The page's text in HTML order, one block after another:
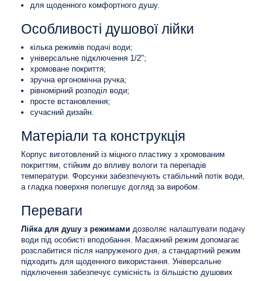
для щоденного комфортного душу.
Особливості душової лійки
кілька режимів подачі води;
універсальне підключення 1/2";
хромоване покриття;
зручна ергономічна ручка;
рівномірний розподіл води;
просте встановлення;
сучасний дизайн.
Матеріали та конструкція
Корпус виготовлений із міцного пластику з хромованим
покриттям, стійким до впливу вологи та перепадів
температури. Форсунки забезпечують стабільний потік води,
а гладка поверхня полегшує догляд за виробом.
Переваги
Лійка для душу з режимами дозволяє налаштувати подачу
води під особисті вподобання. Масажний режим допомагає
розслабитися після напруженого дня, а стандартний режим
підходить для щоденного використання. Універсальне
підключення забезпечує сумісність із більшістю душових